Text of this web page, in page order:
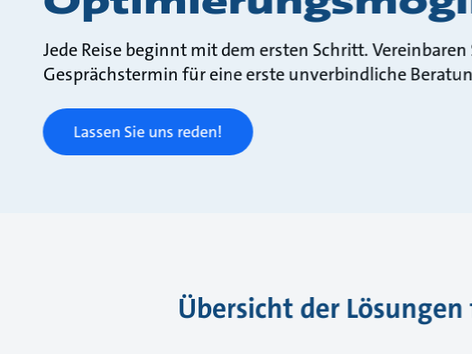
Jede Reise beginnt mit dem ersten Schritt.
Gesprächstermin für eine erste unverbindliche
Lassen Sie uns reden!
Übersicht der